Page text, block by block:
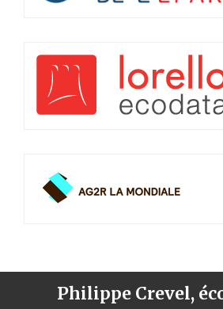
Philippe Crevel,